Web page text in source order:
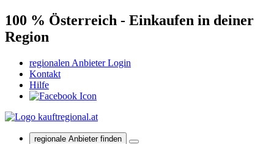
100 % Österreich - Einkaufen in deiner
Region
regionalen Anbieter Login
Kontakt
Hilfe
regionale Anbieter finden